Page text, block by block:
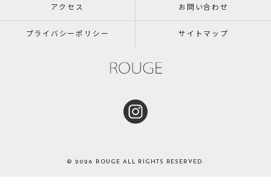
アクセス お問い合わせ
プライバシーポリシー サイトマップ
© 2026 ROUGE ALL RIGHTS RESERVED.